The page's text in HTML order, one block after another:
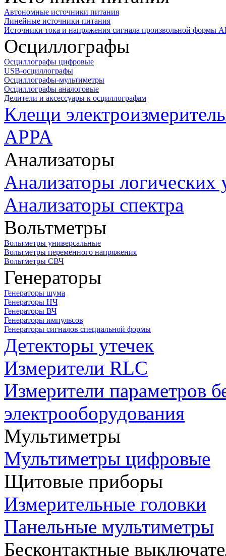
Автономные источники питания
Линейные источники питания
Источники тока и напряжения сигнала произвольной формы
Осциллографы
Осциллографы цифровые
USB-осциллографы
Осциллографы-мультиметры
Осциллографы аналоговые
Делители и аксессуары к осциллографам
Клещи
APPA
Анализаторы
Анализаторы логических
Анализаторы спектра
Вольтметры
Вольтметры универсальные
Вольтметры переменного напряжения
Вольтметры СВЧ
Генераторы
Генераторы шума
Генераторы НЧ
Генераторы ВЧ
Генераторы импульсов
Генераторы сигналов специальной формы
Детекторы утечек
Измерители RLC
Измерители параметров
электрооборудования
Мультиметры
Мультиметры цифровые
Щитовые приборы
Измерительные головки
Панельные мультиметры
Бесконтактные